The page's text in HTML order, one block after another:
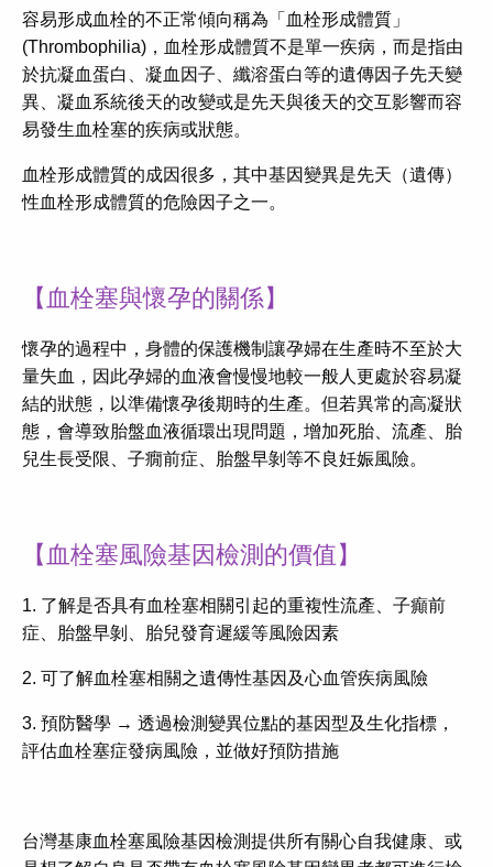
容易形成血栓的不正常傾向稱為「血栓形成體質」
(Thrombophilia)，血栓形成體質不是單一疾病，而是指由
於抗凝血蛋白、凝血因子、纖溶蛋白等的遺傳因子先天變
異、凝血系統後天的改變或是先天與後天的交互影響而容
易發生血栓塞的疾病或狀態。
血栓形成體質的成因很多，其中基因變異是先天（遺傳）
性血栓形成體質的危險因子之一。
【血栓塞與懷孕的關係】
懷孕的過程中，身體的保護機制讓孕婦在生產時不至於大
量失血，因此孕婦的血液會慢慢地較一般人更處於容易凝
結的狀態，以準備懷孕後期時的生產。但若異常的高凝狀
態，會導致胎盤血液循環出現問題，增加死胎、流產、胎
兒生長受限、子癇前症、胎盤早剝等不良妊娠風險。
【血栓塞風險基因檢測的價值】
1. 了解是否具有血栓塞相關引起的重複性流產、子癲前
症、胎盤早剝、胎兒發育遲緩等風險因素
2. 可了解血栓塞相關之遺傳性基因及心血管疾病風險
3. 預防醫學 → 透過檢測變異位點的基因型及生化指標，
評估血栓塞症發病風險，並做好預防措施
台灣基康血栓塞風險基因檢測提供所有關心自我健康、或